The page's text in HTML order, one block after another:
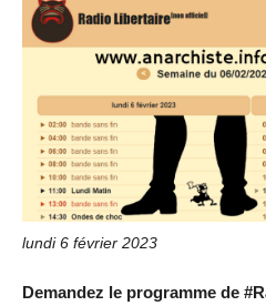
lundi 6 février 2023
Demandez le programme de